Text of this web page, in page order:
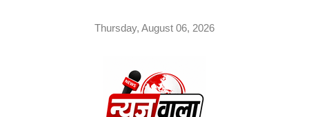
Thursday, August 06, 2026